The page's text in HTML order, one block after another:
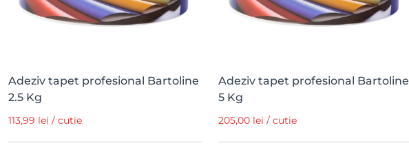
Adeziv tapet profesional Bartoline
2.5 Kg
113,99 lei / cutie
Adeziv tapet profesional Bartoline
5 Kg
205,00 lei / cutie